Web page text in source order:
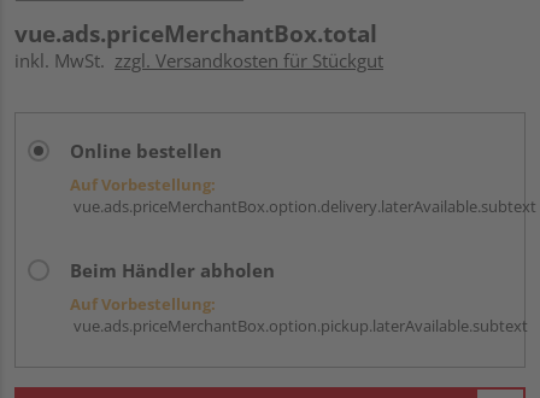
vue.ads.priceMerchantBox.total
inkl. MwSt. zzgl. Versandkosten für Stückgut
Online bestellen
Auf Vorbestellung:
vue.ads.priceMerchantBox.option.delivery.laterAvailable.subtext
Beim Händler abholen
Auf Vorbestellung:
vue.ads.priceMerchantBox.option.pickup.laterAvailable.subtext